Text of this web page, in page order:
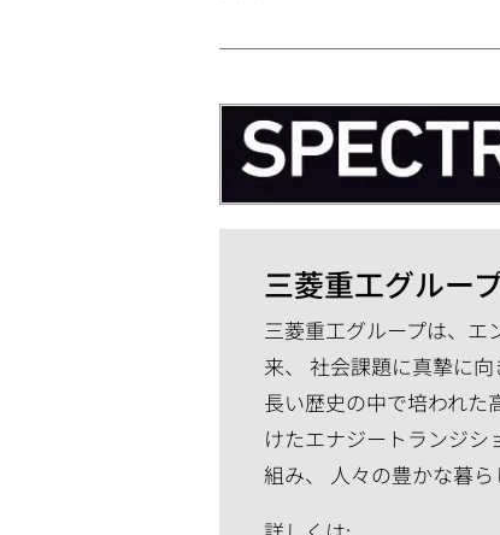
三菱重工グルー
三菱重工グループは、エ
来、 社会課題に真摯に向
長い歴史の中で培われた
けたエナジートランジシ
組み、 人々の豊かな暮ら